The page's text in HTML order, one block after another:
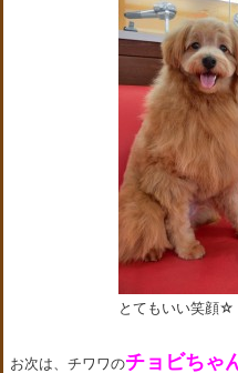
とてもいい笑顔☆
お次は、チワワのチョビちゃ